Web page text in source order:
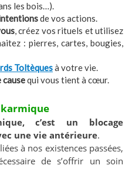
les bois…).
de vos actions.
, créez vos rituels et utilisez
: pierres, cartes, bougies,
Toltèquesà votre vie.
causequi vous tient à cœur.
c’est un blocage
une vie antérieure.
à nos existences passées,
de s’offrir un soin